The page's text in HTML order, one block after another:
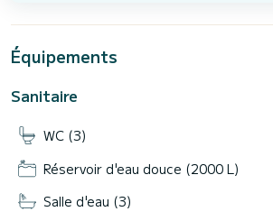
Équipements
Sanitaire
WC (3)
Réservoir d'eau douce (2000 L)
Salle d'eau (3)